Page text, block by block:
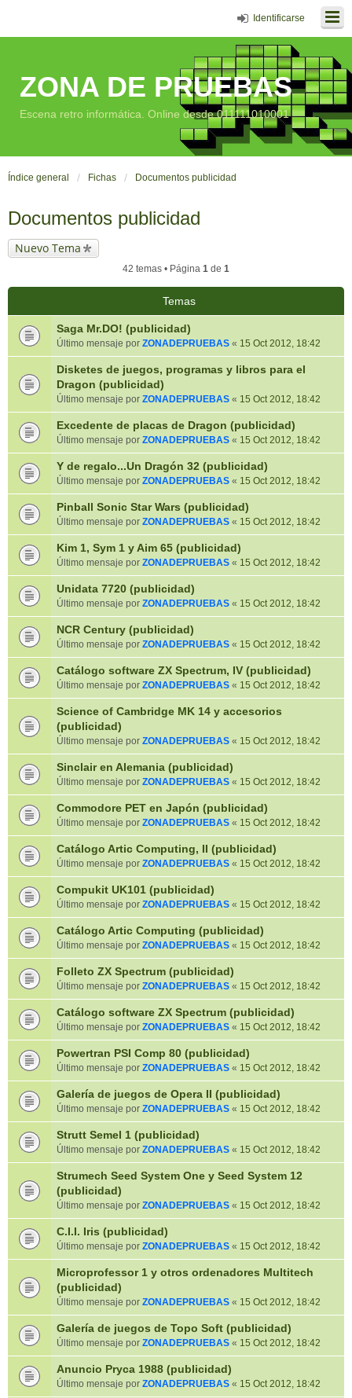
Identificarse
ZONA DE PRUEBAS
Escena retro informática. Online desde 011111010001
Índice general Fichas Documentos publicidad
Documentos publicidad
Nuevo Tema
42 temas • Página 1 de 1
Temas
Saga Mr.DO! (publicidad)
Último mensaje por ZONADEPRUEBAS « 15 Oct 2012, 18:42
Disketes de juegos, programas y libros para el
Dragon (publicidad)
Último mensaje por ZONADEPRUEBAS « 15 Oct 2012, 18:42
Excedente de placas de Dragon (publicidad)
Último mensaje por ZONADEPRUEBAS « 15 Oct 2012, 18:42
Y de regalo...Un Dragón 32 (publicidad)
Último mensaje por ZONADEPRUEBAS « 15 Oct 2012, 18:42
Pinball Sonic Star Wars (publicidad)
Último mensaje por ZONADEPRUEBAS « 15 Oct 2012, 18:42
Kim 1, Sym 1 y Aim 65 (publicidad)
Último mensaje por ZONADEPRUEBAS « 15 Oct 2012, 18:42
Unidata 7720 (publicidad)
Último mensaje por ZONADEPRUEBAS « 15 Oct 2012, 18:42
NCR Century (publicidad)
Último mensaje por ZONADEPRUEBAS « 15 Oct 2012, 18:42
Catálogo software ZX Spectrum, IV (publicidad)
Último mensaje por ZONADEPRUEBAS « 15 Oct 2012, 18:42
Science of Cambridge MK 14 y accesorios
(publicidad)
Último mensaje por ZONADEPRUEBAS « 15 Oct 2012, 18:42
Sinclair en Alemania (publicidad)
Último mensaje por ZONADEPRUEBAS « 15 Oct 2012, 18:42
Commodore PET en Japón (publicidad)
Último mensaje por ZONADEPRUEBAS « 15 Oct 2012, 18:42
Catálogo Artic Computing, II (publicidad)
Último mensaje por ZONADEPRUEBAS « 15 Oct 2012, 18:42
Compukit UK101 (publicidad)
Último mensaje por ZONADEPRUEBAS « 15 Oct 2012, 18:42
Catálogo Artic Computing (publicidad)
Último mensaje por ZONADEPRUEBAS « 15 Oct 2012, 18:42
Folleto ZX Spectrum (publicidad)
Último mensaje por ZONADEPRUEBAS « 15 Oct 2012, 18:42
Catálogo software ZX Spectrum (publicidad)
Último mensaje por ZONADEPRUEBAS « 15 Oct 2012, 18:42
Powertran PSI Comp 80 (publicidad)
Último mensaje por ZONADEPRUEBAS « 15 Oct 2012, 18:42
Galería de juegos de Opera II (publicidad)
Último mensaje por ZONADEPRUEBAS « 15 Oct 2012, 18:42
Strutt Semel 1 (publicidad)
Último mensaje por ZONADEPRUEBAS « 15 Oct 2012, 18:42
Strumech Seed System One y Seed System 12
(publicidad)
Último mensaje por ZONADEPRUEBAS « 15 Oct 2012, 18:42
C.I.I. Iris (publicidad)
Último mensaje por ZONADEPRUEBAS « 15 Oct 2012, 18:42
Microprofessor 1 y otros ordenadores Multitech
(publicidad)
Último mensaje por ZONADEPRUEBAS « 15 Oct 2012, 18:42
Galería de juegos de Topo Soft (publicidad)
Último mensaje por ZONADEPRUEBAS « 15 Oct 2012, 18:42
Anuncio Pryca 1988 (publicidad)
Último mensaje por ZONADEPRUEBAS « 15 Oct 2012, 18:42